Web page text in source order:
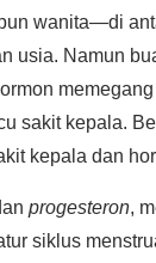
wanita—di
usia. Namun
sakit kepala.
kepala dan
progesteron,
siklus